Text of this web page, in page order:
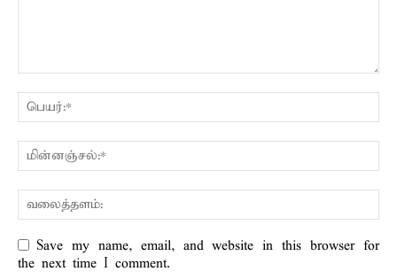
Save my name, email, and website in this browser for
the next time I comment.